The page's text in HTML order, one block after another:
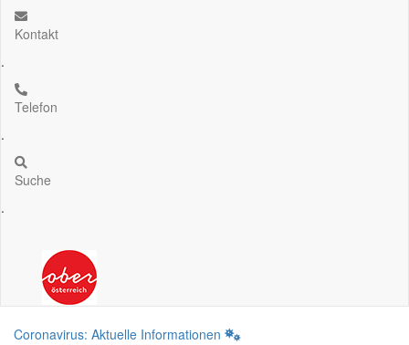
Kontakt
.
Telefon
.
Suche
.
Coronavirus: Aktuelle Informationen